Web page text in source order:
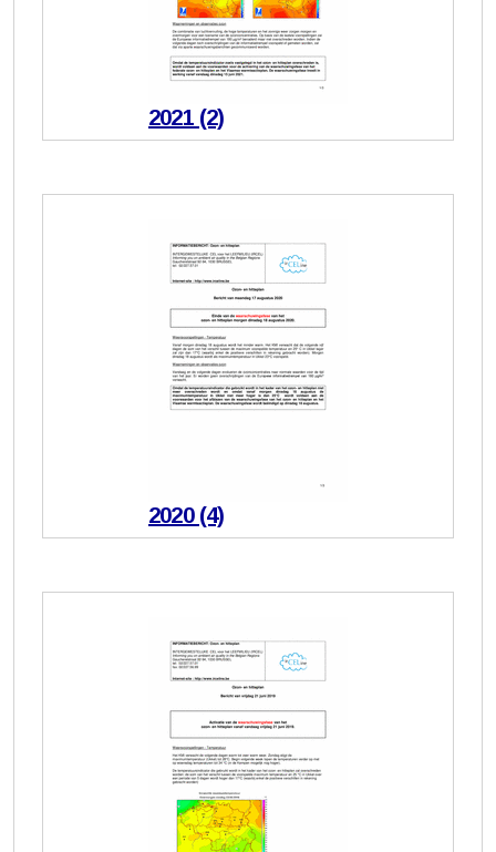
2021 (2)
2020 (4)